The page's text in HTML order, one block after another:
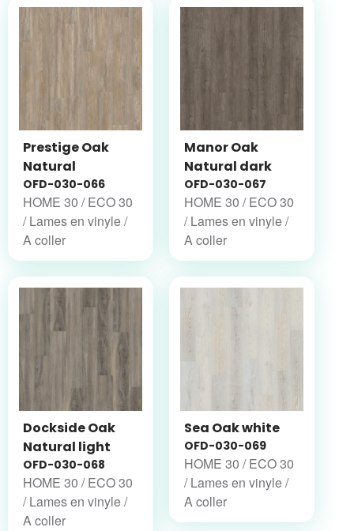
Prestige Oak
Natural
OFD-030-066
HOME 30 / ECO 30
/ Lames en vinyle /
A coller
Manor Oak
Natural dark
OFD-030-067
HOME 30 / ECO 30
/ Lames en vinyle /
A coller
Dockside Oak
Natural light
OFD-030-068
HOME 30 / ECO 30
/ Lames en vinyle /
A coller
Sea Oak white
OFD-030-069
HOME 30 / ECO 30
/ Lames en vinyle /
A coller